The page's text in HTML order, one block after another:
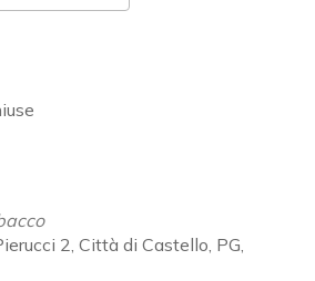
2, Città di Castello, PG,